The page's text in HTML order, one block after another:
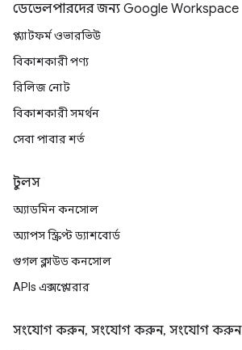
ডেভেলপারদের জন্য Google Workspace
প্ল্যাটফর্ম ওভারভিউ
বিকাশকারী পণ্য
রিলিজ নোট
বিকাশকারী সমর্থন
সেবা পাবার শর্ত
টুলস
অ্যাডমিন কনসোল
অ্যাপস স্ক্রিপ্ট ড্যাশবোর্ড
গুগল ক্লাউড কনসোল
APIs এক্সপ্লোরার
সংযোগ করুন, সংযোগ করুন, সংযোগ করুন